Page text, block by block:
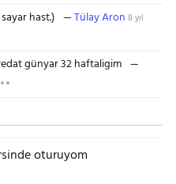
hast.) Tülay Aron 8 yıl
günyar 32 haftaligim
oturuyom